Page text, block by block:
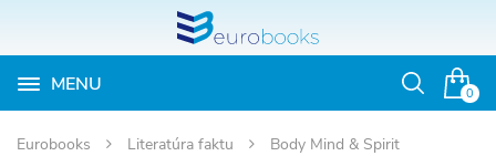
0
MENU
Otvoriť
Eurobooks Literatúra faktu
Body Mind & Spirit